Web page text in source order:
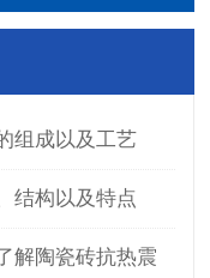
组成以及工艺
结构以及特点
解陶瓷砖抗热震